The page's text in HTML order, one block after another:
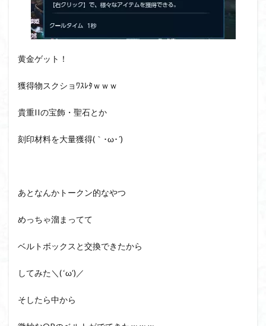
黄金ゲット！
獲得物スクショﾜｽﾚﾀｗｗｗ
貴重IIの宝飾・聖石とか
刻印材料を大量獲得(｀･ω･´)
あとなんかトークン的なやつ
めっちゃ溜まってて
ベルトボックスと交換できたから
してみた＼( ‘ω’)／
そしたら中から